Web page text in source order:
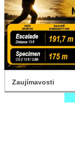
Zaujímavosti